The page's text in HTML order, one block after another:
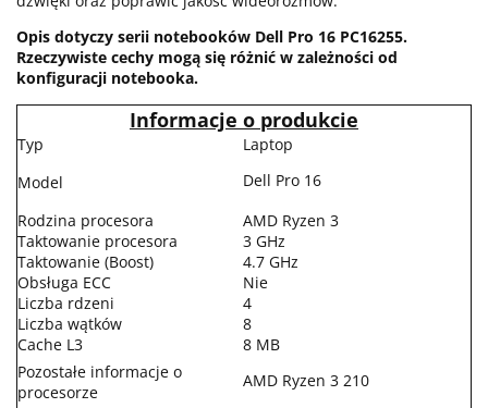
Opis dotyczy serii notebooków Dell Pro 16 PC16255.
Rzeczywiste cechy mogą się różnić w zależności od
konfiguracji notebooka.
Informacje o produkcie
Typ
Laptop
Model
Dell Pro 16
Rodzina procesora
AMD Ryzen 3
Taktowanie procesora
3 GHz
Taktowanie (Boost)
4.7 GHz
Obsługa ECC
Nie
Liczba rdzeni
4
Liczba wątków
8
Cache L3
8 MB
Pozostałe informacje o
procesorze
AMD Ryzen 3 210